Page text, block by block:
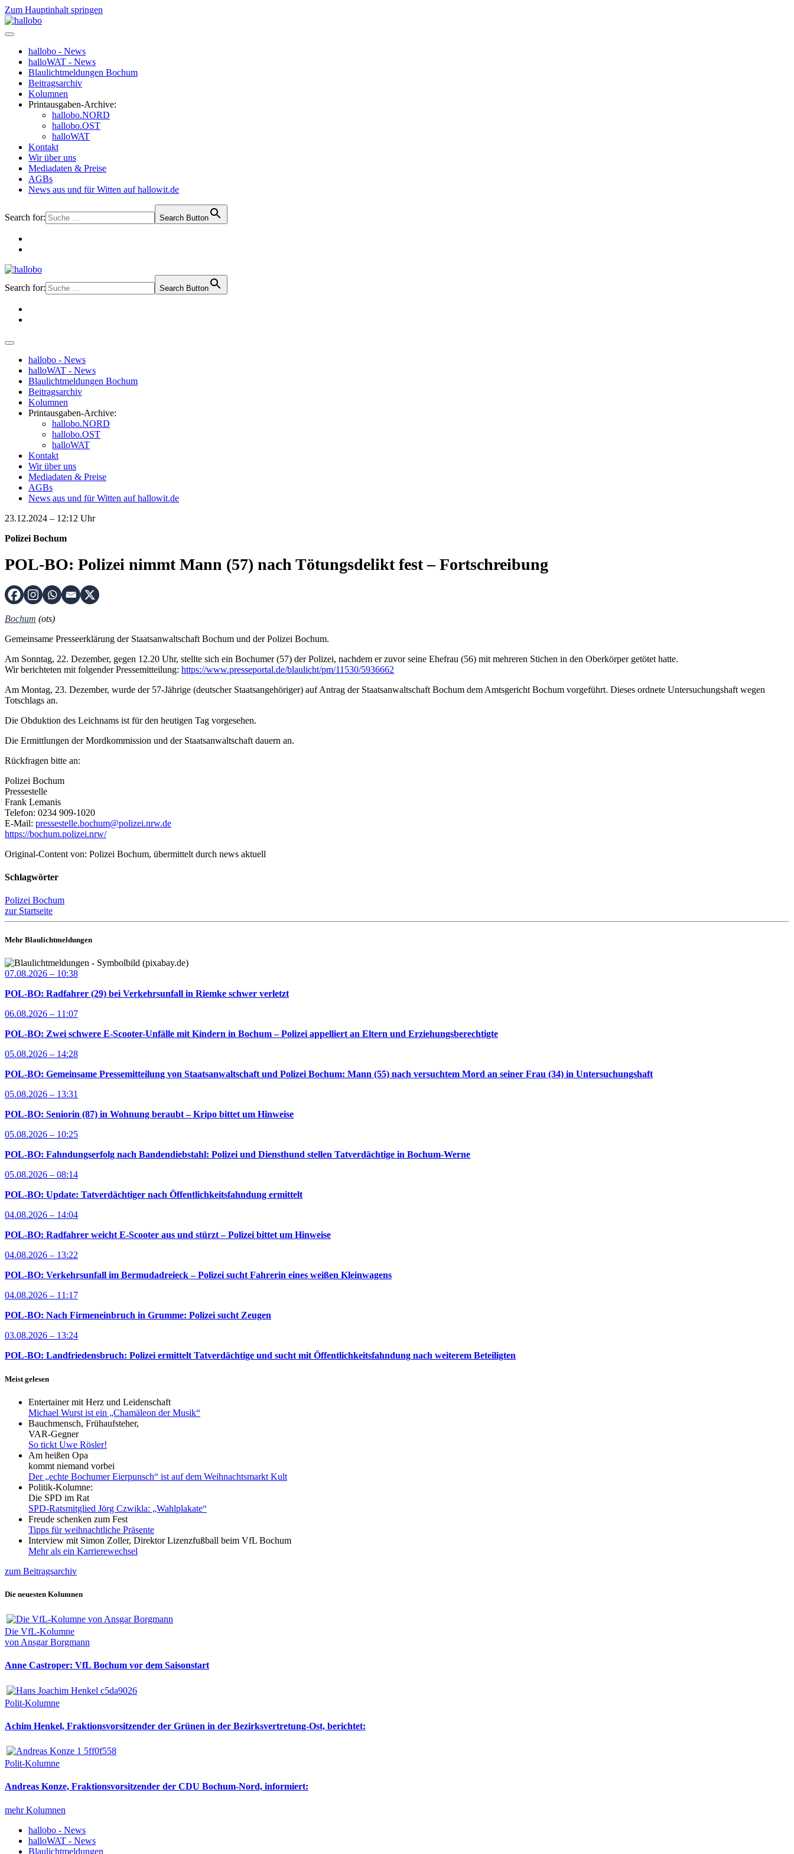
Zum Hauptinhalt springen
hallobo - News
halloWAT - News
Blaulichtmeldungen Bochum
Beitragsarchiv
Kolumnen
Printausgaben-Archive:
hallobo.NORD
hallobo.OST
halloWAT
Kontakt
Wir über uns
Mediadaten & Preise
AGBs
News aus und für Witten auf hallowit.de
Search for: Search Button
Search for: Search Button
hallobo - News
halloWAT - News
Blaulichtmeldungen Bochum
Beitragsarchiv
Kolumnen
Printausgaben-Archive:
hallobo.NORD
hallobo.OST
halloWAT
Kontakt
Wir über uns
Mediadaten & Preise
AGBs
News aus und für Witten auf hallowit.de
23.12.2024 – 12:12 Uhr
Polizei Bochum
POL-BO: Polizei nimmt Mann (57) nach Tötungsdelikt fest – Fortschreibung
Bochum (ots)
Gemeinsame Presseerklärung der Staatsanwaltschaft Bochum und der Polizei Bochum.
Am Sonntag, 22. Dezember, gegen 12.20 Uhr, stellte sich ein Bochumer (57) der Polizei, nachdem er zuvor seine Ehefrau (56) mit mehreren Stichen in den Oberkörper getötet hatte.
Wir berichteten mit folgender Pressemitteilung: https://www.presseportal.de/blaulicht/pm/11530/5936662
Am Montag, 23. Dezember, wurde der 57-Jährige (deutscher Staatsangehöriger) auf Antrag der Staatsanwaltschaft Bochum dem Amtsgericht Bochum vorgeführt. Dieses ordnete Untersuchungshaft wegen
Totschlags an.
Die Obduktion des Leichnams ist für den heutigen Tag vorgesehen.
Die Ermittlungen der Mordkommission und der Staatsanwaltschaft dauern an.
Rückfragen bitte an:
Polizei Bochum
Pressestelle
Frank Lemanis
Telefon: 0234 909-1020
E-Mail: pressestelle.bochum@polizei.nrw.de
https://bochum.polizei.nrw/
Original-Content von: Polizei Bochum, übermittelt durch news aktuell
Schlagwörter
Polizei Bochum
zur Startseite
Mehr Blaulichtmeldungen
07.08.2026 – 10:38
POL-BO: Radfahrer (29) bei Verkehrsunfall in Riemke schwer verletzt
06.08.2026 – 11:07
POL-BO: Zwei schwere E-Scooter-Unfälle mit Kindern in Bochum – Polizei appelliert an Eltern und Erziehungsberechtigte
05.08.2026 – 14:28
POL-BO: Gemeinsame Pressemitteilung von Staatsanwaltschaft und Polizei Bochum: Mann (55) nach versuchtem Mord an seiner Frau (34) in Untersuchungshaft
05.08.2026 – 13:31
POL-BO: Seniorin (87) in Wohnung beraubt – Kripo bittet um Hinweise
05.08.2026 – 10:25
POL-BO: Fahndungserfolg nach Bandendiebstahl: Polizei und Diensthund stellen Tatverdächtige in Bochum-Werne
05.08.2026 – 08:14
POL-BO: Update: Tatverdächtiger nach Öffentlichkeitsfahndung ermittelt
04.08.2026 – 14:04
POL-BO: Radfahrer weicht E-Scooter aus und stürzt – Polizei bittet um Hinweise
04.08.2026 – 13:22
POL-BO: Verkehrsunfall im Bermudadreieck – Polizei sucht Fahrerin eines weißen Kleinwagens
04.08.2026 – 11:17
POL-BO: Nach Firmeneinbruch in Grumme: Polizei sucht Zeugen
03.08.2026 – 13:24
POL-BO: Landfriedensbruch: Polizei ermittelt Tatverdächtige und sucht mit Öffentlichkeitsfahndung nach weiterem Beteiligten
Meist gelesen
Entertainer mit Herz und Leidenschaft
Michael Wurst ist ein „Chamäleon der Musik“
Bauchmensch, Frühaufsteher,
VAR-Gegner
So tickt Uwe Rösler!
Am heißen Opa
kommt niemand vorbei
Der „echte Bochumer Eierpunsch“ ist auf dem Weihnachtsmarkt Kult
Politik-Kolumne:
Die SPD im Rat
SPD-Ratsmitglied Jörg Czwikla: „Wahlplakate“
Freude schenken zum Fest
Tipps für weihnachtliche Präsente
Interview mit Simon Zoller, Direktor Lizenzfußball beim VfL Bochum
Mehr als ein Karrierewechsel
zum Beitragsarchiv
Die neuesten Kolumnen
Die VfL-Kolumne
von Ansgar Borgmann
Anne Castroper: VfL Bochum vor dem Saisonstart
Polit-Kolumne
Achim Henkel, Fraktionsvorsitzender der Grünen in der Bezirksvertretung-Ost, berichtet:
Polit-Kolumne
Andreas Konze, Fraktionsvorsitzender der CDU Bochum-Nord, informiert:
mehr Kolumnen
hallobo - News
halloWAT - News
Blaulichtmeldungen